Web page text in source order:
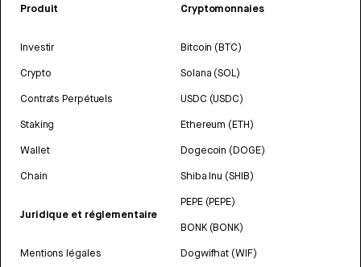
Produit
Investir
Crypto
Contrats Perpétuels
Staking
Wallet
Chain
Juridique et réglementaire
Mentions légales
Cryptomonnaies
Bitcoin (BTC)
Solana (SOL)
USDC (USDC)
Ethereum (ETH)
Dogecoin (DOGE)
Shiba Inu (SHIB)
PEPE (PEPE)
BONK (BONK)
Dogwifhat (WIF)